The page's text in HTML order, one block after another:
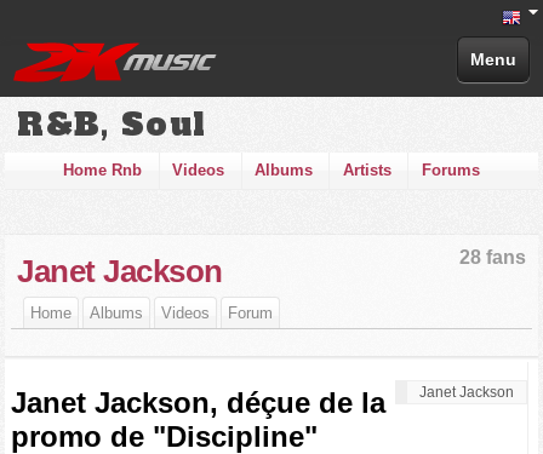
Menu
R&B, Soul
Home Rnb Videos Albums Artists Forums
28 fans
Janet Jackson
Home Albums Videos Forum
Janet Jackson
Janet Jackson, déçue de la
promo de "Discipline"